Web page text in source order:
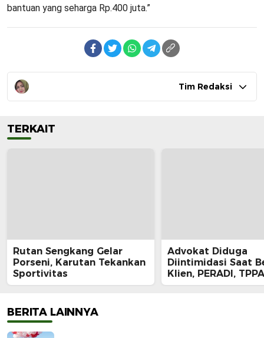
bantuan yang seharga Rp.400 juta.”
Tim Redaksi
TERKAIT
Rutan Sengkang Gelar
Porseni, Karutan Tekankan
Sportivitas
Advokat Diduga
Diintimidasi Saat
Klien, PERADI,
IKADIN Kompak
BERITA LAINNYA